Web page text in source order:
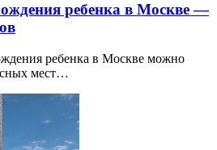
ребенка в Москве —
ребенка в Москве можно
мест…